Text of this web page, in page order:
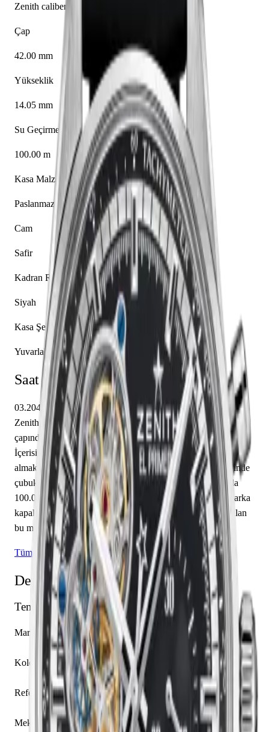
Zenith caliber El Primero 4061
Çap
42.00 mm
Yükseklik
14.05 mm
Su Geçirmezlik
100.00 m
Kasa Malzemesi
Paslanmaz Çelik
Cam
Safir
Kadran Rengi
Siyah
Kasa Şekli
Yuvarlak
Saat Hakkında
03.2040.4061/21.R576 referansıyla tanımlanan bu model,
Zenith El Primero koleksiyonunun bir parçasıdır. 42.00 mm
çapındaki paslanmaz çelik kasası safir cam ile korunmaktadır.
İçerisinde Zenith caliber El Primero 4061 mekanizma yer
almakta olup saat, dakika sunmaktadır. Siyah kadranı üzerinde
çubuk / nokta indeksler yer almaktadır. Teknik detaylarında
100.00 m su geçirmezlik, 14.05 mm kasa yüksekliği, açık arka
kapak öne çıkmaktadır. Sınırlı üretim olarak piyasaya sunulan
bu model, koleksiyonerlerin ilgisini çekmektedir.
Tüm Zenith Modelleri
Detaylı Teknik Özellikler
Temel Bilgiler
Marka
Zenith
Koleksiyon
El Primero
Referans
03.2040.4061/21.R576
Mekanizma Adı